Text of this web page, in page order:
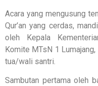
Acara yang mengusung
Qur’an yang cerdas,
oleh Kepala
Komite MTsN 1
tua/wali santri.
Sambutan pertama oleh